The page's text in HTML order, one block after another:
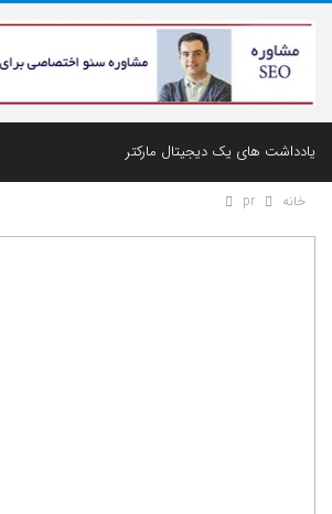
یادداشت های یک دیجیتال مارکتر
خانه pr